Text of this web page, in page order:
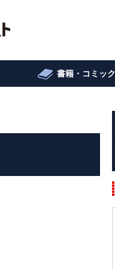
書籍・コミック